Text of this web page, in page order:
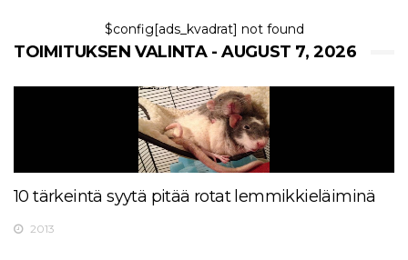
$config[ads_kvadrat] not found
TOIMITUKSEN VALINTA - AUGUST 7, 2026
10 tärkeintä syytä pitää rotat lemmikkieläiminä
2013